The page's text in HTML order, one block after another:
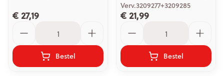
€ 27,19
Bestel
Verv.3209277+3209285
€ 21,99
Bestel